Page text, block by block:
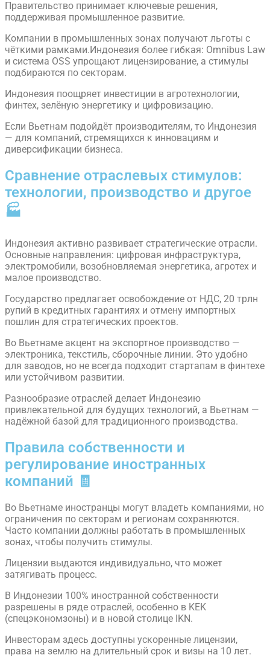
Правительство принимает ключевые решения,
поддерживая промышленное развитие.
Компании в промышленных зонах получают льготы с
чёткими рамками.Индонезия более гибкая: Omnibus Law
и система OSS упрощают лицензирование, а стимулы
подбираются по секторам.
Индонезия поощряет инвестиции в агротехнологии,
финтех, зелёную энергетику и цифровизацию.
Если Вьетнам подойдёт производителям, то Индонезия
— для компаний, стремящихся к инновациям и
диверсификации бизнеса.
Сравнение отраслевых стимулов:
технологии, производство и другое
🏭
Индонезия активно развивает стратегические отрасли.
Основные направления: цифровая инфраструктура,
электромобили, возобновляемая энергетика, агротех и
малое производство.
Государство предлагает освобождение от НДС, 20 трлн
рупий в кредитных гарантиях и отмену импортных
пошлин для стратегических проектов.
Во Вьетнаме акцент на экспортное производство —
электроника, текстиль, сборочные линии. Это удобно
для заводов, но не всегда подходит стартапам в финтехе
или устойчивом развитии.
Разнообразие отраслей делает Индонезию
привлекательной для будущих технологий, а Вьетнам —
надёжной базой для традиционного производства.
Правила собственности и
регулирование иностранных
компаний 🧾
Во Вьетнаме иностранцы могут владеть компаниями, но
ограничения по секторам и регионам сохраняются.
Часто компании должны работать в промышленных
зонах, чтобы получить стимулы.
Лицензии выдаются индивидуально, что может
затягивать процесс.
В Индонезии 100% иностранной собственности
разрешены в ряде отраслей, особенно в KEK
(спецэкономзоны) и в новой столице IKN.
Инвесторам здесь доступны ускоренные лицензии,
права на землю на длительный срок и визы на 10 лет.